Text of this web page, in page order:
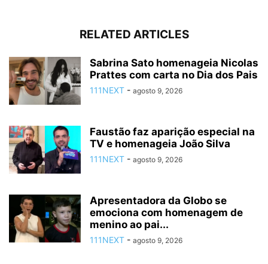
RELATED ARTICLES
Sabrina Sato homenageia Nicolas
Prattes com carta no Dia dos Pais
111NEXT - agosto 9, 2026
Faustão faz aparição especial na
TV e homenageia João Silva
111NEXT - agosto 9, 2026
Apresentadora da Globo se
emociona com homenagem de
menino ao pai...
111NEXT - agosto 9, 2026